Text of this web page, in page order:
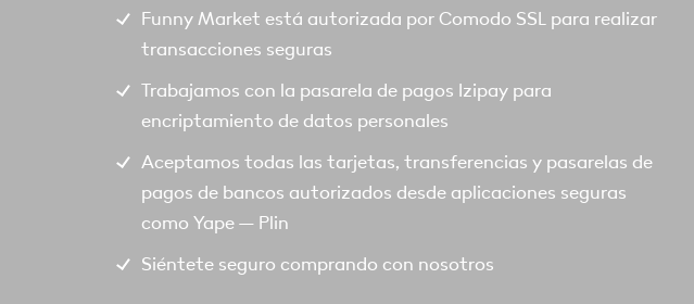
Funny Market está autorizada por Comodo SSL para realizar
transacciones seguras
Trabajamos con la pasarela de pagos Izipay para
encriptamiento de datos personales
Aceptamos todas las tarjetas, transferencias y pasarelas de
pagos de bancos autorizados desde aplicaciones seguras
como Yape – Plin
Siéntete seguro comprando con nosotros